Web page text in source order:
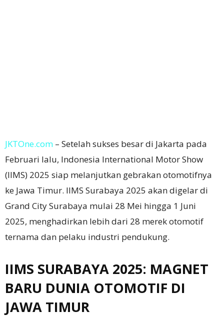
JKTOne.com – Setelah sukses besar di Jakarta pada
Februari lalu, Indonesia International Motor Show
(IIMS) 2025 siap melanjutkan gebrakan otomotifnya
ke Jawa Timur. IIMS Surabaya 2025 akan digelar di
Grand City Surabaya mulai 28 Mei hingga 1 Juni
2025, menghadirkan lebih dari 28 merek otomotif
ternama dan pelaku industri pendukung.
IIMS SURABAYA 2025: MAGNET
BARU DUNIA OTOMOTIF DI
JAWA TIMUR